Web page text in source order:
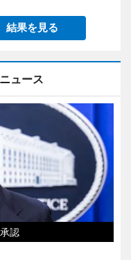
結果を見る
ュース
認